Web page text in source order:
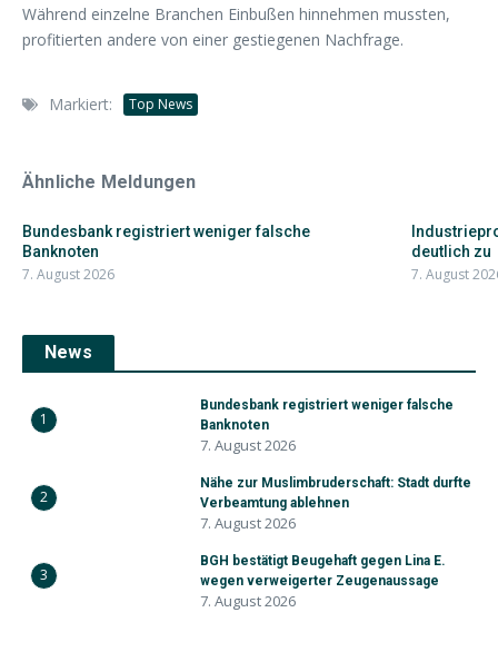
Während einzelne Branchen Einbußen hinnehmen mussten,
profitierten andere von einer gestiegenen Nachfrage.
Markiert: Top News
Ähnliche Meldungen
Bundesbank registriert weniger falsche
Banknoten
7. August 2026
deutlich zu
7. August
News
1
Bundesbank registriert weniger falsche
Banknoten
7. August 2026
2
Nähe zur Muslimbruderschaft: Stadt durfte
Verbeamtung ablehnen
7. August 2026
3
BGH bestätigt Beugehaft gegen Lina E.
wegen verweigerter Zeugenaussage
7. August 2026